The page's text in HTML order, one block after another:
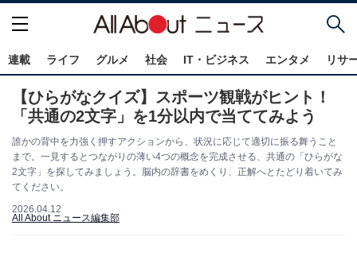
連載 ライフ グルメ 社会 IT・ビジネス エンタメ リサ
【ひらがなクイズ】スポーツ観戦がヒント！
「共通の2文字」を1分以内で当ててみよう
誰かの背中を力強く押すアクションから、状況に応じて適切に振る舞うこと
まで。一見するとつながりの薄い4つの概念を完成させる、共通の「ひらがな
2文字」を探してみましょう。脳内の辞書をめくり、正解へとたどり着いてみ
てください。
2026.04.12
All About ニュース編集部